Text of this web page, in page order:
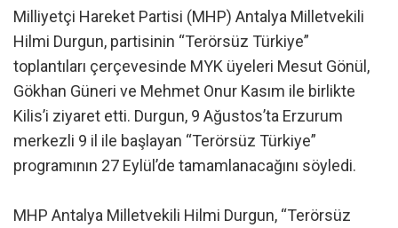
Milliyetçi Hareket Partisi (MHP) Antalya Milletvekili
Hilmi Durgun, partisinin “Terörsüz Türkiye”
toplantıları çerçevesinde MYK üyeleri Mesut Gönül,
Gökhan Güneri ve Mehmet Onur Kasım ile birlikte
Kilis’i ziyaret etti. Durgun, 9 Ağustos’ta Erzurum
merkezli 9 il ile başlayan “Terörsüz Türkiye”
programının 27 Eylül’de tamamlanacağını söyledi.
MHP Antalya Milletvekili Hilmi Durgun, “Terörsüz